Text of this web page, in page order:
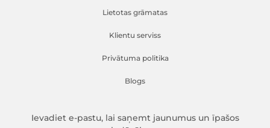
Lietotas grāmatas
Klientu serviss
Privātuma politika
Blogs
Ievadiet e-pastu, lai saņemt jaunumus un īpašos